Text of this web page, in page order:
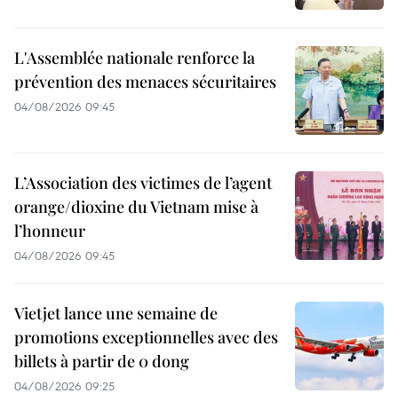
L'Assemblée nationale renforce la
prévention des menaces sécuritaires
04/08/2026 09:45
L’Association des victimes de l’agent
orange/dioxine du Vietnam mise à
l’honneur
04/08/2026 09:45
Vietjet lance une semaine de
promotions exceptionnelles avec des
billets à partir de 0 dong
04/08/2026 09:25